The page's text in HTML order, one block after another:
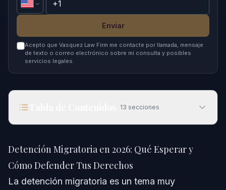
Enviar
Acepto que Vasquez Law Firm me contacte por llamada, mensaje
de texto o correo electrónico sobre mi consulta y posibles
servicios legales.
13 secciones
Respuesta Rápida
Comprendiendo la Detencif3n Migratoria en 2026
Detención Migratoria en 2026: Qué Esperar y
Cómo Defender Tus Derechos
La detención migratoria es un tema muy